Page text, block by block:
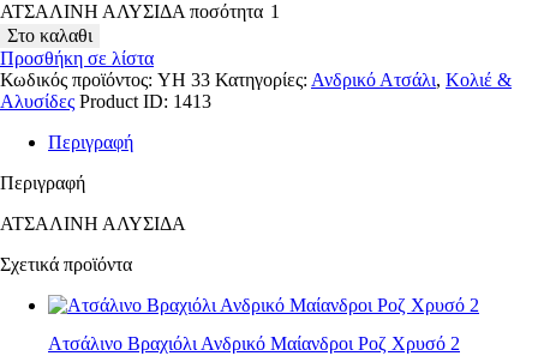
ΑΤΣΑΛΙΝΗ ΑΛΥΣΙΔΑ ποσότητα
Στο καλαθι
Προσθήκη σε λίστα
Κωδικός προϊόντος: YH 33 Κατηγορίες: Ανδρικό Ατσάλι, Κολιέ &
Αλυσίδες Product ID: 1413
Περιγραφή
Περιγραφή
ΑΤΣΑΛΙΝΗ ΑΛΥΣΙΔΑ
Σχετικά προϊόντα
Ατσάλινο Βραχιόλι Ανδρικό Μαίανδροι Ροζ Χρυσό 2